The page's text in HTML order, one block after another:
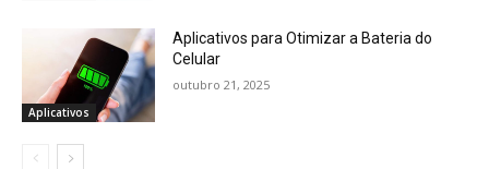
Aplicativos
Aplicativos para Otimizar a Bateria do
Celular
outubro 21, 2025